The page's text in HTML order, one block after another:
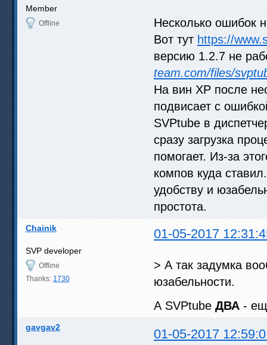
Member
Offline
Несколько ошибок
Вот тут https://
версию 1.2.7 не
team.com/files/
На вин XP после
подвисает с
SVPtube в
сразу загрузка
помогает. Из-за
компов куда
удобству и
простота.
Chainik 01-05-2017
SVP developer
Offline
Thanks: 1730
> А так задумка
юзабельности.
А SVPtube ДВА -
gavgav2 01-05-2017